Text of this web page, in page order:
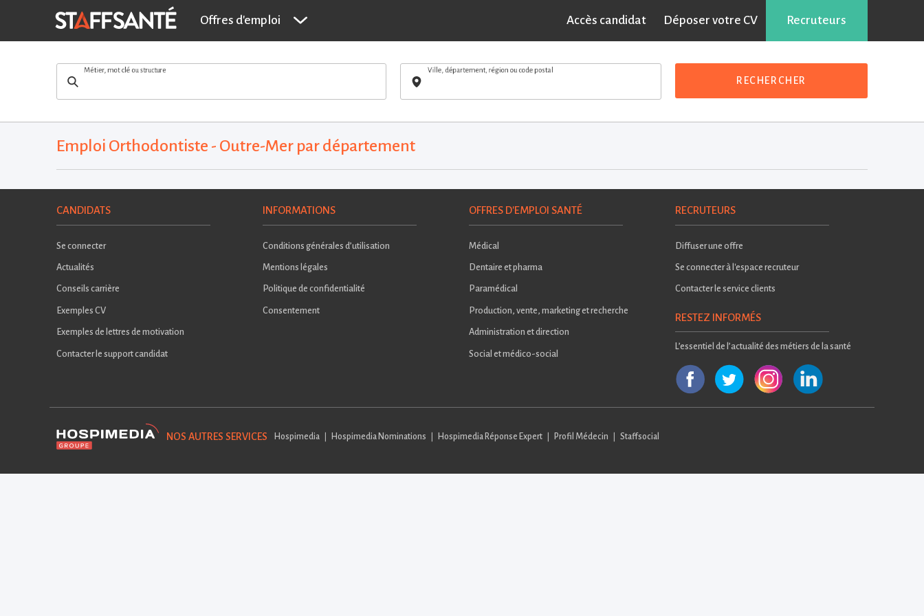
Offres d'emploi Accès candidat Déposer votre CV Recruteurs
Métier, mot clé ou structure Ville, département, région ou code postal
RECHERCHER
Emploi Orthodontiste - Outre-Mer par département
CANDIDATS
Se connecter
Actualités
Conseils carrière
Exemples CV
Exemples de lettres de motivation
Contacter le support candidat
INFORMATIONS
Conditions générales d’utilisation
Mentions légales
Politique de confidentialité
Consentement
OFFRES D'EMPLOI SANTÉ
Médical
Dentaire et pharma
Paramédical
Production, vente, marketing et recherche
Administration et direction
Social et médico-social
RECRUTEURS
Diffuser une offre
Se connecter à l'espace recruteur
Contacter le service clients
RESTEZ INFORMÉS
L’essentiel de l’actualité des métiers de la santé
NOS AUTRES SERVICES Hospimedia Hospimedia Nominations Hospimedia Réponse Expert Profil Médecin Staffsocial